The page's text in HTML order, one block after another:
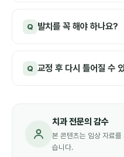
Q 발치를 꼭 해야 하나요?
Q 교정 후 다시 틀어질 수
치과 전문의 감수
본 콘텐츠는 임상 자료
습니다.